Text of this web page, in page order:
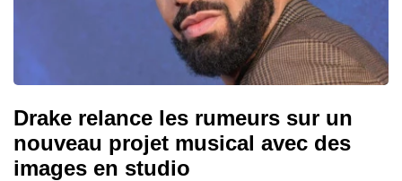
Drake relance les rumeurs sur un
nouveau projet musical avec des
images en studio